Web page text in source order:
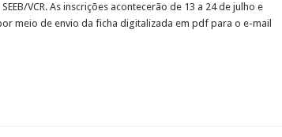
VCR. As inscrições acontecerão de 13 a 24 de julho e
meio de envio da ficha digitalizada em pdf para o e-mail